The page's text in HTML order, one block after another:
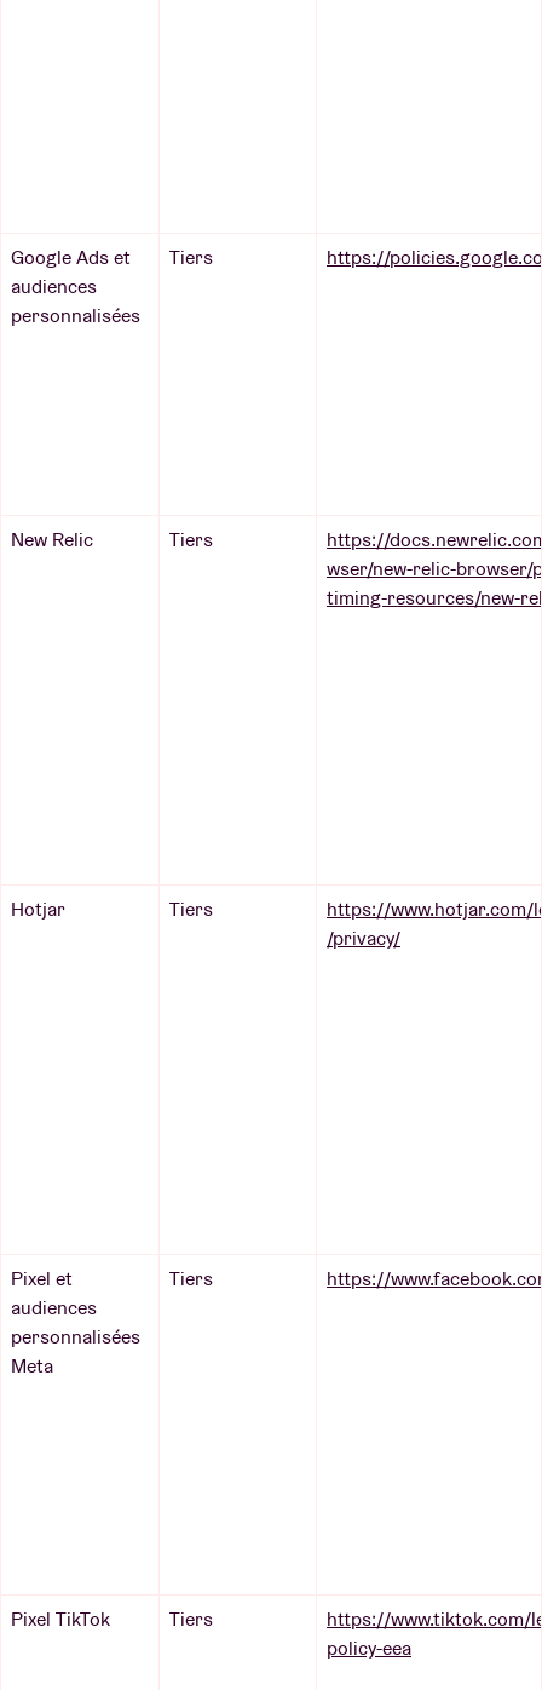
Google Ads et
audiences
personnalisées
Tiers https://
New Relic Tiers
https://
wser/new-relic-browser/
timing-resources/new-
Hotjar Tiers
https://www.hotjar.com/
/privacy/
Pixel et
audiences
personnalisées
Meta
Tiers https://
Pixel TikTok Tiers
https://www.tiktok.com/
policy-eea